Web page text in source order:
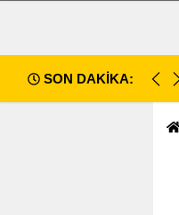
SON DAKİKA:
değerlendirildi